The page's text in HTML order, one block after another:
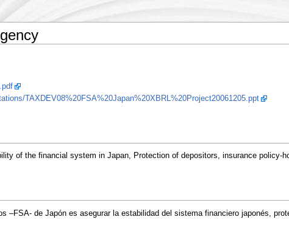
TAXDEV08%20FSA%20Japan%20XBRL%20Project20061205.ppt
of the financial system in Japan, Protection of depositors, insurance
–FSA- de Japón es asegurar la estabilidad del sistema financiero japonés,